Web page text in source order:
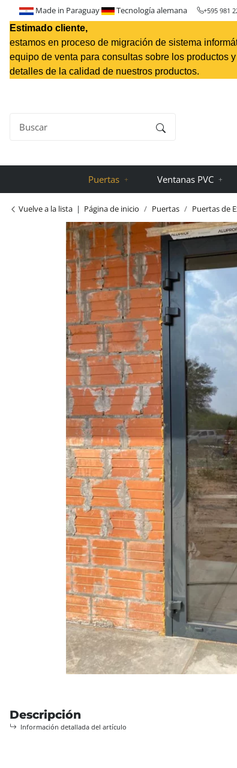
+595 981
Made in Paraguay Tecnología alemana
Estimado cliente,
estamos en proceso de migración de sistema
equipo de venta para consultas sobre los productos
detalles de la calidad de nuestros productos.
Puertas Ventanas PVC
Vuelve a la lista Página de inicio Puertas Puertas de
Descripción
Información detallada del artículo